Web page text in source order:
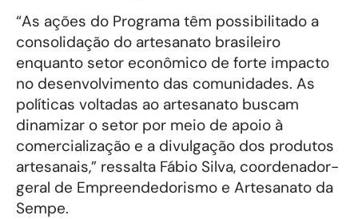
“As ações do Programa têm possibilitado a
consolidação do artesanato brasileiro
enquanto setor econômico de forte impacto
no desenvolvimento das comunidades. As
políticas voltadas ao artesanato buscam
dinamizar o setor por meio de apoio à
comercialização e a divulgação dos produtos
artesanais,” ressalta Fábio Silva, coordenador-
geral de Empreendedorismo e Artesanato da
Sempe.